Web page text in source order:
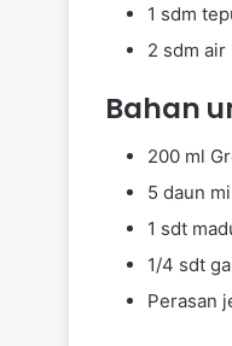
1 sdm
2 sdm air
Bahan
200 ml
5 daun
1 sdt
1/4 sdt
Perasan